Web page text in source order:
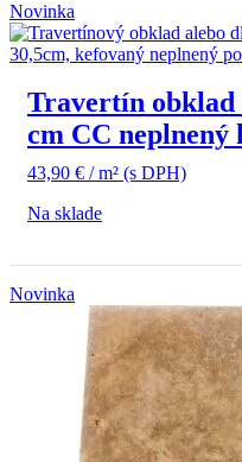
Novinka
Travertín obklad
cm CC neplnený
43,90 € / m² (s DPH)
Na sklade
Novinka